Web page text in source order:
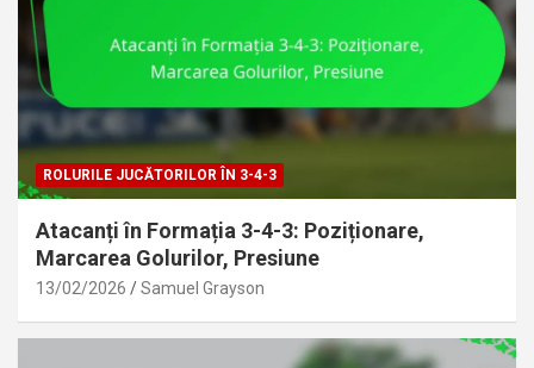
ROLURILE JUCĂTORILOR ÎN 3-4-3
Atacanți în Formația 3-4-3: Poziționare,
Marcarea Golurilor, Presiune
13/02/2026 Samuel Grayson